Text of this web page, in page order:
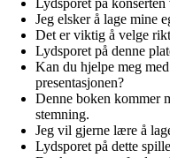
Jeg elsker å lage mine
Det er viktig å velge
Lydsporet på denne
Kan du hjelpe meg
presentasjonen?
Denne boken kommer
stemning.
Jeg vil gjerne lære å
Lydsporet på dette